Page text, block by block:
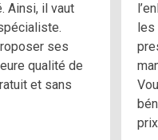
Ainsi, il vaut
ses
qualité de
et sans
les